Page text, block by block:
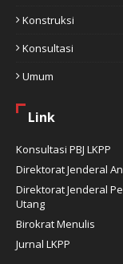
Konstruksi
Konsultasi
Umum
Link
Konsultasi PBJ LKPP
Direktorat Jenderal
Direktorat Jenderal
Utang
Birokrat Menulis
Jurnal LKPP